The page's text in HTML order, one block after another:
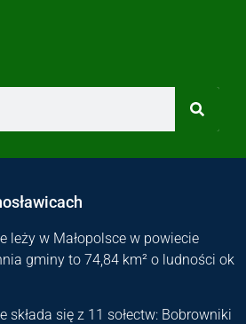
leży w Małopolsce w powiecie
gminy to 74,84 km² o ludności ok
składa się z 11 sołectw: Bobrowniki